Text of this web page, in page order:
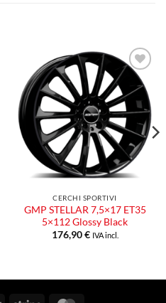
Aggiungi
alla lista
dei
desideri
CERCHI SPORTIVI
GMP STELLAR 7,5×17 ET35
5×112 Glossy Black
176,90€ IVA incl.